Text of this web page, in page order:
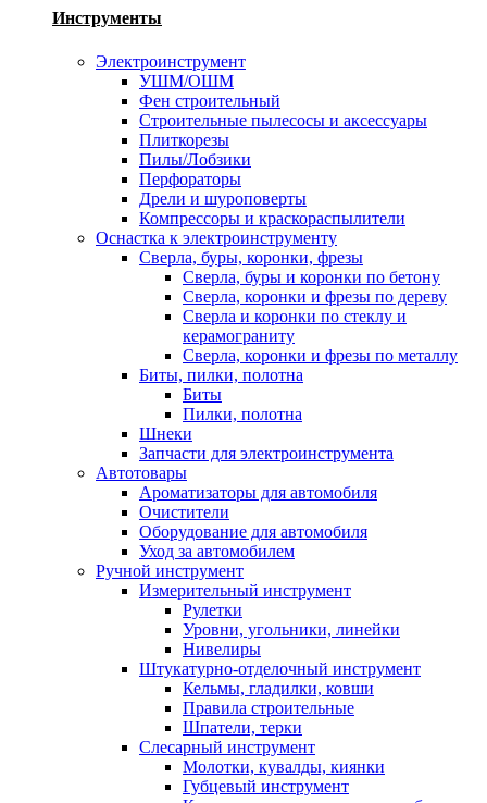
Инструменты
Электроинструмент
УШМ/ОШМ
Фен строительный
Строительные пылесосы и аксессуары
Плиткорезы
Пилы/Лобзики
Перфораторы
Дрели и шуроповерты
Компрессоры и краскораспылители
Оснастка к электроинструменту
Сверла, буры, коронки, фрезы
Сверла, буры и коронки по бетону
Сверла, коронки и фрезы по дереву
Сверла и коронки по стеклу и
керамограниту
Сверла, коронки и фрезы по металлу
Биты, пилки, полотна
Биты
Пилки, полотна
Шнеки
Запчасти для электроинструмента
Автотовары
Ароматизаторы для автомобиля
Очистители
Оборудование для автомобиля
Уход за автомобилем
Ручной инструмент
Измерительный инструмент
Рулетки
Уровни, угольники, линейки
Нивелиры
Штукатурно-отделочный инструмент
Кельмы, гладилки, ковши
Правила строительные
Шпатели, терки
Слесарный инструмент
Молотки, кувалды, киянки
Губцевый инструмент